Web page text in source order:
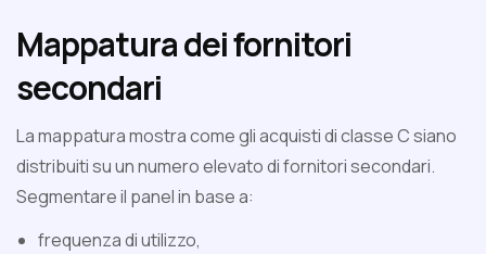
Mappatura dei fornitori
secondari
La mappatura mostra come gli acquisti di classe C siano
distribuiti su un numero elevato di fornitori secondari.
Segmentare il panel in base a:
frequenza di utilizzo,